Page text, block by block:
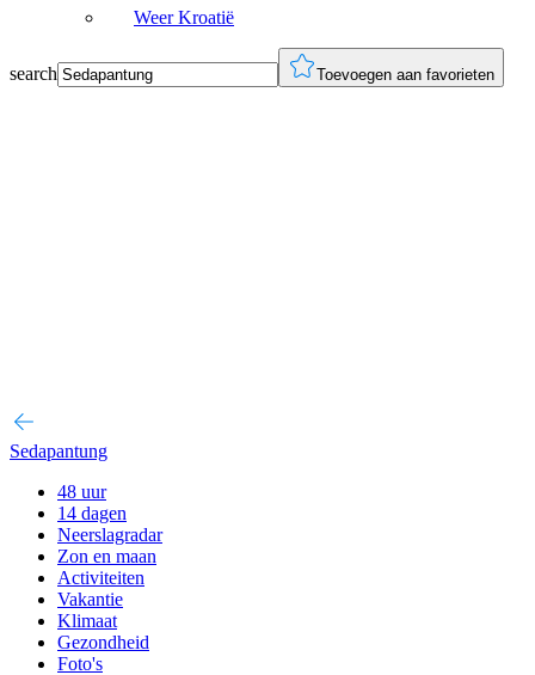
Weer Kroatië
search Toevoegen aan favorieten
Sedapantung
48 uur
14 dagen
Neerslagradar
Zon en maan
Activiteiten
Vakantie
Klimaat
Gezondheid
Foto's